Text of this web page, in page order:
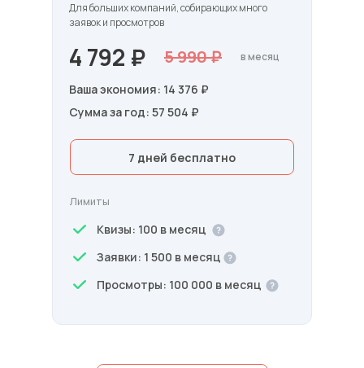
Ваша экономия: 14 376 ₽
Сумма за год: 57 504 ₽
4 792 ₽ в месяц
5 990 ₽
Лимиты
7 дней бесплатно
Квизы: 100 в месяц
Заявки: 1 500 в месяц
Просмотры: 100 000 в месяц
Для больших компаний, собирающих много
заявок и просмотров